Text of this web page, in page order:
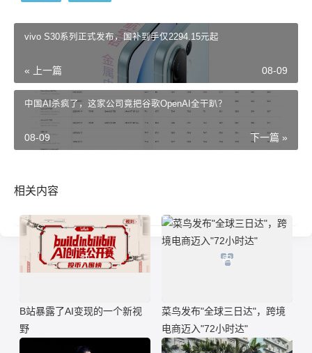
vivo S30系列正式发布，国补到手仅2294.15元起
« 上一篇 08-09
中国AI杀疯了，这家公司竟把谷歌OpenAI全干趴？
下一篇 »
08-09
相关内容
B站暴露了AI变现的一个新视
野
菜鸟发布"全球三日达"，跨境
电商迈入"72小时达"